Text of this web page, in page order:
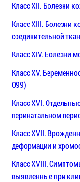
Класс XII. Болезни
Класс XIII. Болезни
соединительной
Класс XIV. Болезни
Класс XV.
O99)
Класс XVI.
перинатальном
Класс XVII.
деформации и
Класс XVIII.
выявленные при